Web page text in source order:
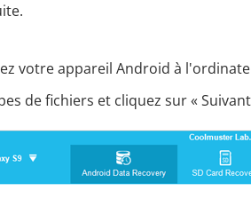
votre appareil Android à
de fichiers et cliquez sur «